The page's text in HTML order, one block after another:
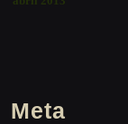
Meta